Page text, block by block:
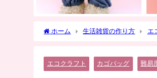
ホーム 生活雑貨の作り方 エ
エコクラフト カゴバッグ 難